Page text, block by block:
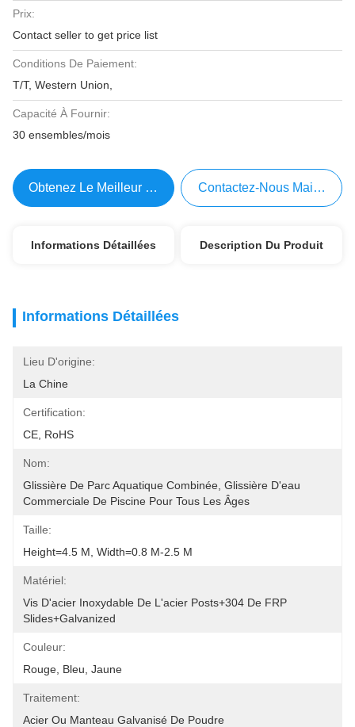
Prix:
Contact seller to get price list
Conditions De Paiement:
T/T, Western Union,
Capacité À Fournir:
30 ensembles/mois
Obtenez Le Meilleur Prix Contactez-Nous Maintenant
Informations Détaillées Description Du Produit
Informations Détaillées
Lieu D'origine:
La Chine
Certification:
CE, RoHS
Nom:
Glissière De Parc Aquatique Combinée, Glissière D'eau
Commerciale De Piscine Pour Tous Les Âges
Taille:
Height=4.5 M, Width=0.8 M-2.5 M
Matériel:
Vis D'acier Inoxydable De L'acier Posts+304 De FRP
Slides+Galvanized
Couleur:
Rouge, Bleu, Jaune
Traitement:
Acier Ou Manteau Galvanisé De Poudre